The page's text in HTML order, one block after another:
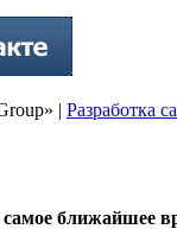
| Разработка
ближайшее